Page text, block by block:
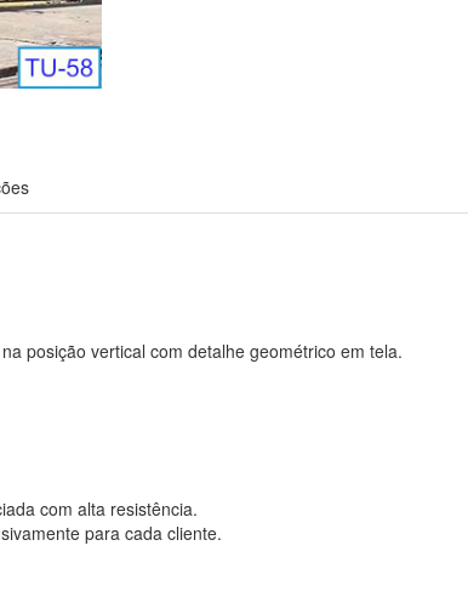
posição vertical com detalhe geométrico em tela.
com alta resistência.
para cada cliente.